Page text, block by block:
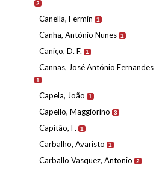
2
Canella, Fermin 1
Canha, António Nunes 1
Caniço, D. F. 1
Cannas, José António Fernandes
1
Capela, João 1
Capello, Maggiorino 3
Capitão, F. 1
Carbalho, Avaristo 1
Carballo Vasquez, Antonio 2